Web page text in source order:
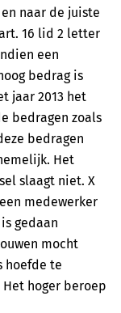
naar de juiste
16 lid 2 letter
een
bedrag is
jaar 2013 het
bedragen zoals
bedragen
Het
slaagt niet. X
medewerker
gedaan
mocht
hoefde te
hoger beroep